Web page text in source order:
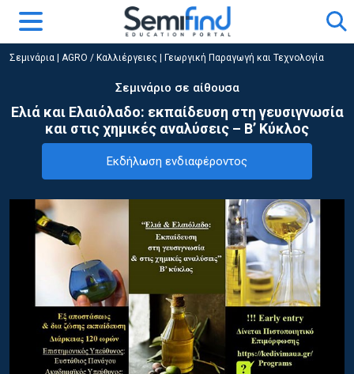
Σεμινάρια AGRO / Καλλιέργειες Γεωργική Παραγωγή και Τεχνολογία
Σεμινάριο σε αίθουσα
Ελιά και Ελαιόλαδο: εκπαίδευση στη γευσιγνωσία
και στις χημικές αναλύσεις – Β’ Κύκλος
Εκδήλωση ενδιαφέροντος